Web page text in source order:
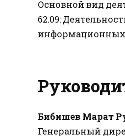
Основной вид
62.09:
информационных
Бибишев Марат
Генеральный